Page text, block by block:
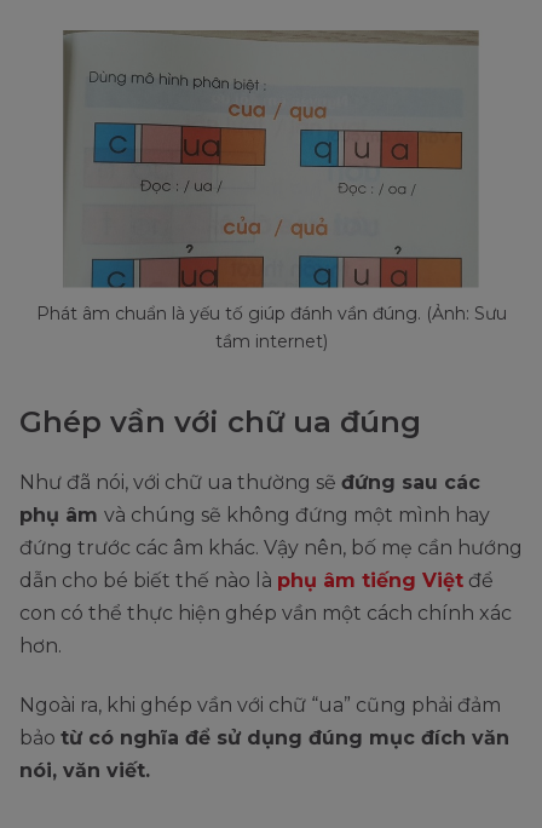
Phát âm chuẩn là yếu tố giúp đánh vần đúng. (Ảnh: Sưu
tầm internet)
Ghép vần với chữ ua đúng
Như đã nói, với chữ ua thường sẽ đứng sau các
phụ âm và chúng sẽ không đứng một mình hay
đứng trước các âm khác. Vậy nên, bố mẹ cần hướng
dẫn cho bé biết thế nào là phụ âm tiếng Việt để
con có thể thực hiện ghép vần một cách chính xác
hơn.
Ngoài ra, khi ghép vần với chữ “ua” cũng phải đảm
bảo từ có nghĩa để sử dụng đúng mục đích văn
nói, văn viết.